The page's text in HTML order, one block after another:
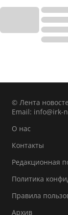
© Лента
Email: info@irk-
О нас
Контакты
Редакционная
Политика
Правила
Архив